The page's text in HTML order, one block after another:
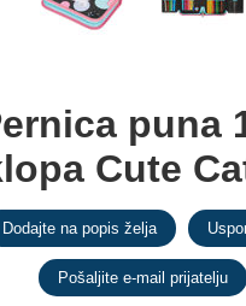
puna
Cute